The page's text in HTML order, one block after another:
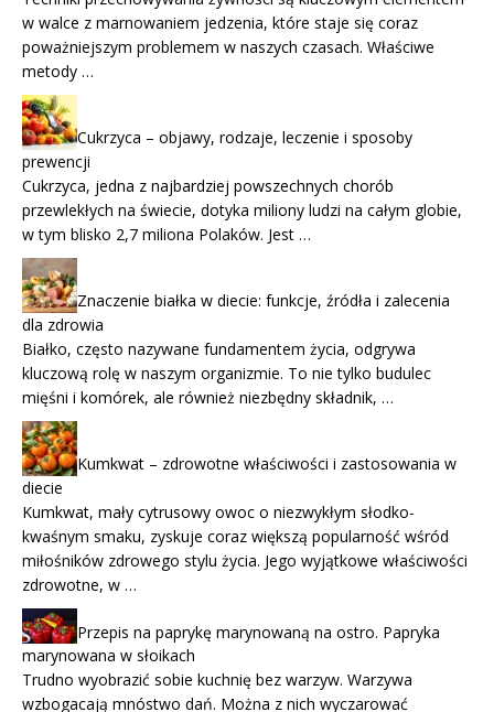
w walce z marnowaniem jedzenia, które staje się coraz
poważniejszym problemem w naszych czasach. Właściwe
metody …
Cukrzyca – objawy, rodzaje, leczenie i sposoby
prewencji
Cukrzyca, jedna z najbardziej powszechnych chorób
przewlekłych na świecie, dotyka miliony ludzi na całym globie,
w tym blisko 2,7 miliona Polaków. Jest …
Znaczenie białka w diecie: funkcje, źródła i zalecenia
dla zdrowia
Białko, często nazywane fundamentem życia, odgrywa
kluczową rolę w naszym organizmie. To nie tylko budulec
mięśni i komórek, ale również niezbędny składnik, …
Kumkwat – zdrowotne właściwości i zastosowania w
diecie
Kumkwat, mały cytrusowy owoc o niezwykłym słodko-
kwaśnym smaku, zyskuje coraz większą popularność wśród
miłośników zdrowego stylu życia. Jego wyjątkowe właściwości
zdrowotne, w …
Przepis na paprykę marynowaną na ostro. Papryka
marynowana w słoikach
Trudno wyobrazić sobie kuchnię bez warzyw. Warzywa
wzbogacają mnóstwo dań. Można z nich wyczarować